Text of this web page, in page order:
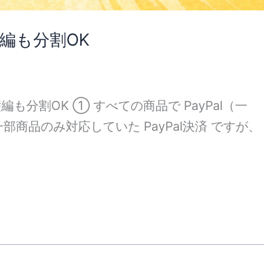
も分割OK
も分割OK ① すべての商品で PayPal（一
商品のみ対応していた PayPal決済 ですが、